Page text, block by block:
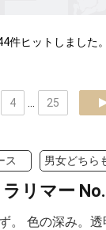
件ヒットしました
4 25
ス 男女どちら
リマー
。 色の深み。